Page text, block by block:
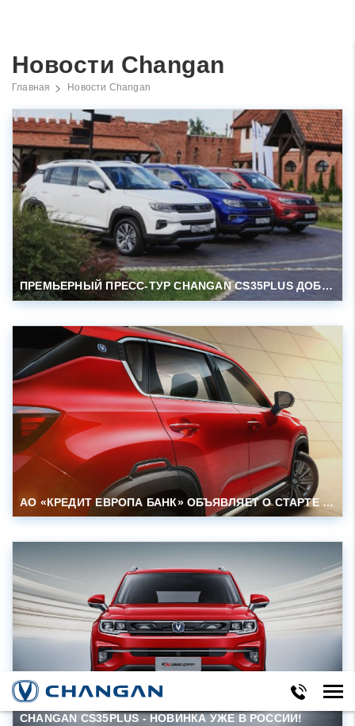
Новости Changan
Главная Новости Changan
ПРЕМЬЕРНЫЙ ПРЕСС-ТУР CHANGAN CS35PLUS ДОБРАЛСЯ ДО САМОЙ ЗАПАДНОЙ ТОЧКИ РФ!
АО «КРЕДИТ ЕВРОПА БАНК» ОБЪЯВЛЯЕТ О СТАРТЕ СПЕЦИАЛЬНОЙ КРЕДИТНОЙ ПРОГРАММЫ CHANGAN FINANCE
CHANGAN CS35PLUS - НОВИНКА УЖЕ В РОССИИ!